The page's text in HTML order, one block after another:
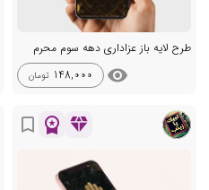
طرح لایه باز عزاداری دهه سوم محرم
visibility
148,000 تومان
diamond
workspace_premium
bookmark_border